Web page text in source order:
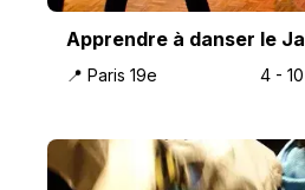
📍 Paris 19e 4- 10